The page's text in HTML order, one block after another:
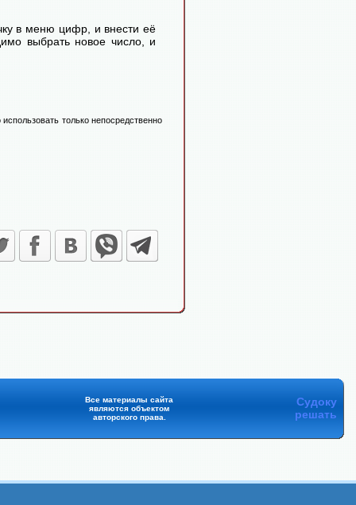
в меню цифр, и внести её
выбрать новое число, и
только непосредственно
Все материалы сайта
являются объектом
авторского права.
Судоку
решать